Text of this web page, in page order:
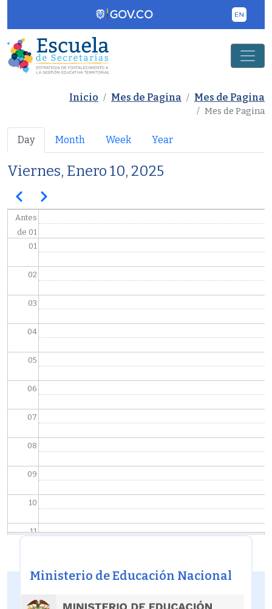
Pasar al contenido principal
Inicio Mes de Pagina Mes de Pagina
Mes de Pagina
Primary tabs
Day Month Week Year
Viernes, Enero 10, 2025
Paginación
AnteriorSiguiente
Antes
de 01
01
02
03
04
05
06
07
08
09
10
11
Ministerio de Educación Nacional